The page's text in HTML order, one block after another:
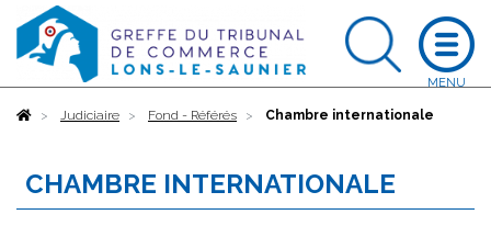
AccueilJudiciaire Fond - Référés Chambre internationale
CHAMBRE INTERNATIONALE